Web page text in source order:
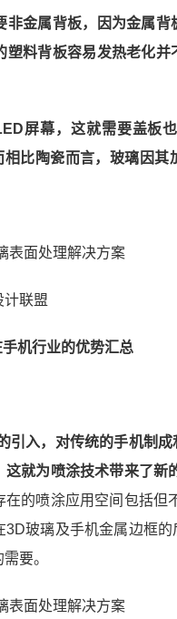
非金属背板，因为金属
塑料背板容易发热老化
屏幕，这就需要盖板
比陶瓷而言，玻璃因
计联盟
机行业的优势汇总
引入，对传统的手机制
就为喷涂技术带来了新
的喷涂应用空间包括但
玻璃及手机金属边框
要。